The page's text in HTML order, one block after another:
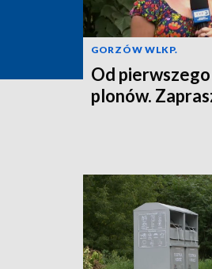
GORZÓW WLKP.
Od
plonów.